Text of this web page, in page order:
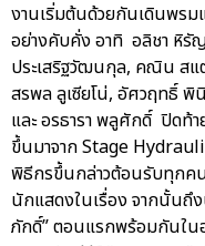
งานเริ่มต้นด้วยกันเดินพร
อย่างคับคั่ง อาทิ อลิชา หิ
ประเสริฐวัฒนกุล, คณิน ส
สรพล ลูเซียโน่, อัศวฤทธิ์
และ อรธารา พลูศักดิ์ ปิดท้
ขึ้นมาจาก Stage
พิธีกรขึ้นกล่าวต้อนรับทุกคน
นักแสดงในเรื่อง จากนั้น
ภักดิ์” ตอนแรกพร้อมกันใน